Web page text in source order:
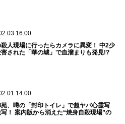
16:00
人現場に行ったらカメラに異変！ 中2少
された「華の城」で血溜まりも発見!?
14:00
、噂の「封印トイレ」で超ヤバ心霊写
！ 案内版から消えた“焼身自殺現場”の